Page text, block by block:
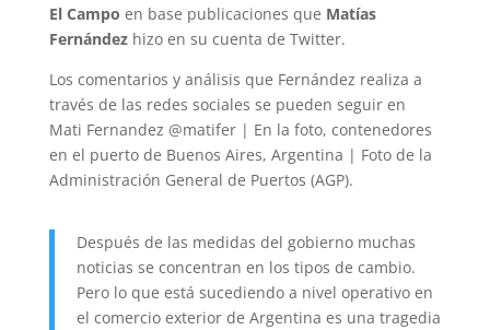
El Campo en base publicaciones que Matías
Fernándezhizo en su cuenta de Twitter.
Los comentarios y análisis que Fernández realiza a
través de las redes sociales se pueden seguir en
Mati Fernandez @matifer | En la foto, contenedores
en el puerto de Buenos Aires, Argentina | Foto de la
Administración General de Puertos (AGP).
Después de las medidas del gobierno muchas
noticias se concentran en los tipos de cambio.
Pero lo que está sucediendo a nivel operativo en
el comercio exterior de Argentina es una tragedia